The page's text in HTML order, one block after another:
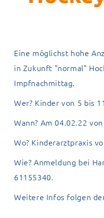
Eine möglichst hohe
in Zukunft "normal"
Impfnachmittag.
Wer? Kinder von 5 bis
Wann? Am 04.02.22
Wo? Kinderarztpraxis
Wie? Anmeldung bei
61155340.
Weitere Infos folgen